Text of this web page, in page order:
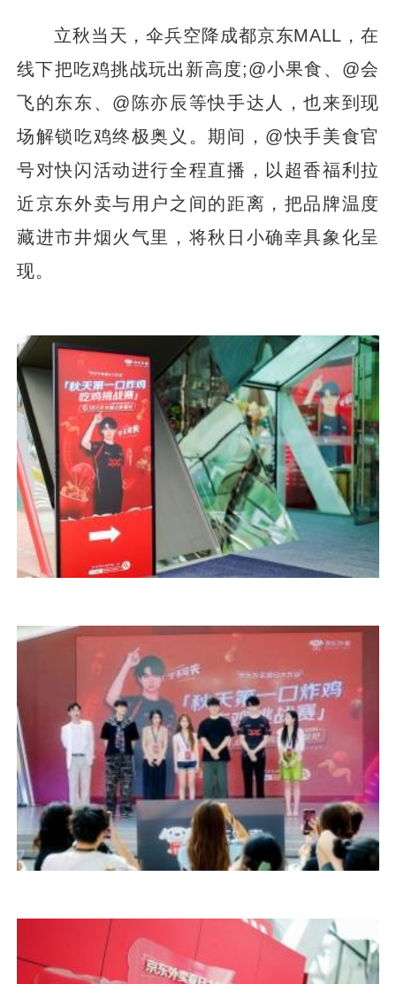
立秋当天，伞兵空降成都京东MALL，在
线下把吃鸡挑战玩出新高度;@小果食、@会
飞的东东、@陈亦辰等快手达人，也来到现
场解锁吃鸡终极奥义。期间，@快手美食官
号对快闪活动进行全程直播，以超香福利拉
近京东外卖与用户之间的距离，把品牌温度
藏进市井烟火气里，将秋日小确幸具象化呈
现。